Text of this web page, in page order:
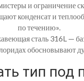
и ограничение
конденсат и
по течению».
сталь 316L —
обосновывают
тип под